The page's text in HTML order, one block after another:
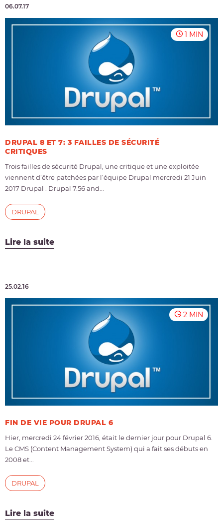
06.07.17
1 MIN
DRUPAL 8 ET 7: 3 FAILLES DE SÉCURITÉ
CRITIQUES
Trois failles de sécurité Drupal, une critique et une exploitée
viennent d’être patchées par l’équipe Drupal mercredi 21 Juin
2017 Drupal . Drupal 7.56 and...
Lire la suite
DRUPAL
25.02.16
2 MIN
FIN DE VIE POUR DRUPAL 6
Hier, mercredi 24 février 2016, était le dernier jour pour Drupal 6.
Le CMS (Content Management System) qui a fait ses débuts en
2008 et...
Lire la suite
DRUPAL